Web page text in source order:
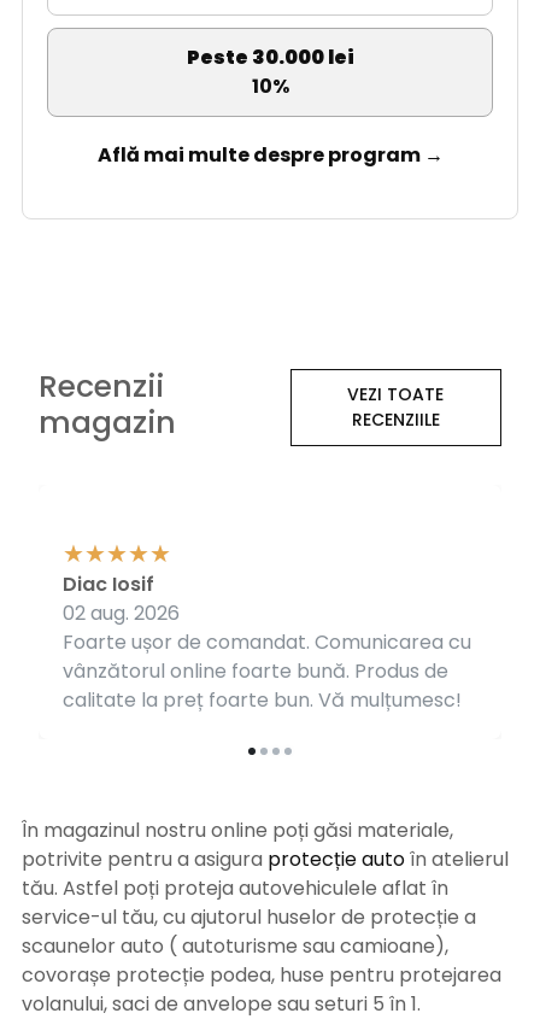
Peste 30.000 lei
10%
Află mai multe despre program →
Recenzii
magazin
VEZI TOATE
RECENZIILE
Foarte ușor de comandat. Comunicarea cu
vânzătorul online foarte bună. Produs de
calitate la preț foarte bun. Vă mulțumesc!
Diac Iosif
02 aug. 2026
În magazinul nostru online poți găsi materiale,
potrivite pentru a asigura protecție autoîn atelierul
tău. Astfel poți proteja autovehiculele aflat în
service-ul tău, cu ajutorul huselor de protecție a
scaunelor auto ( autoturisme sau camioane),
covorașe protecție podea, huse pentru protejarea
volanului, saci de anvelope sau seturi 5 în 1.